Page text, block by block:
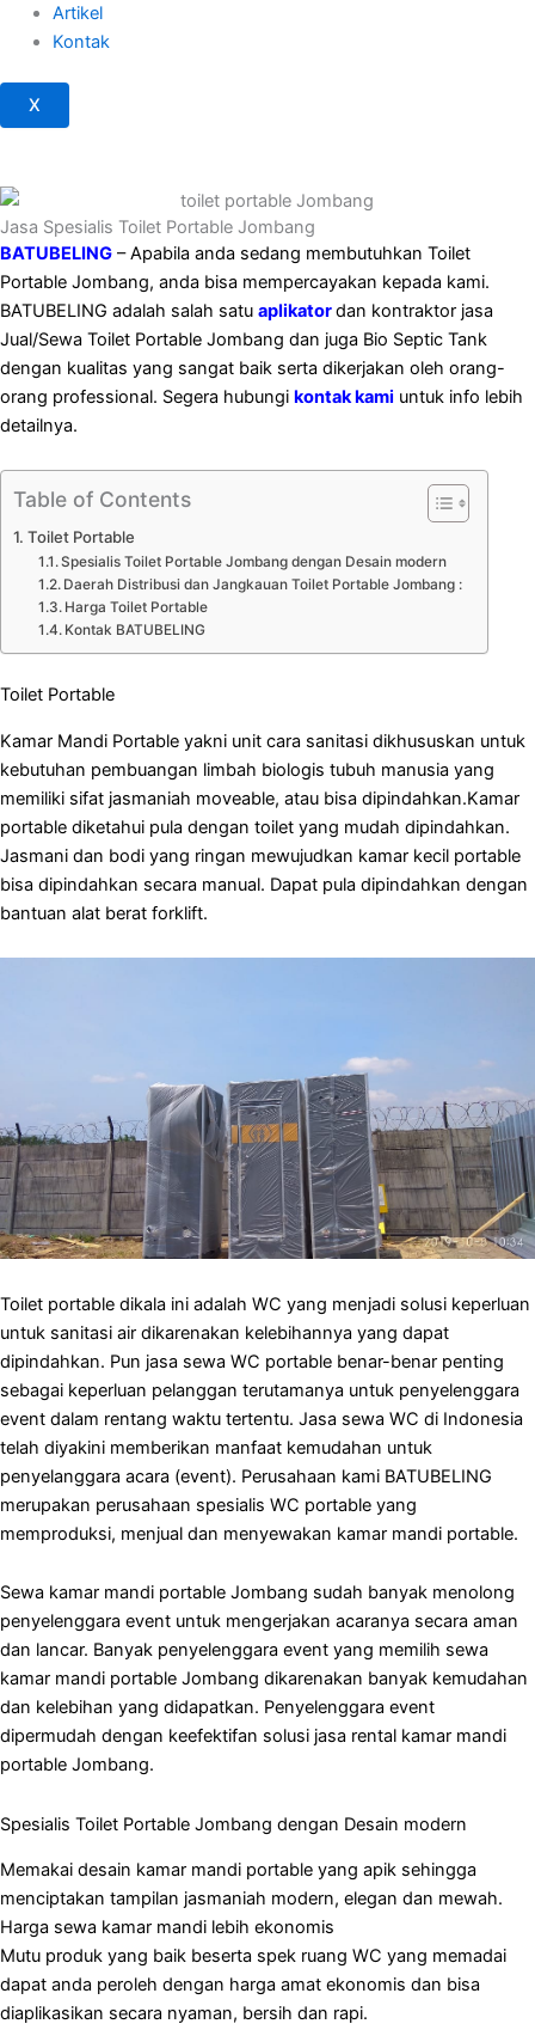
Artikel
Kontak
X
Jasa Spesialis Toilet Portable Jombang
BATUBELING – Apabila anda sedang membutuhkan Toilet
Portable Jombang, anda bisa mempercayakan kepada kami.
BATUBELING adalah salah satu aplikatordan kontraktor jasa
Jual/Sewa Toilet Portable Jombang dan juga Bio Septic Tank
dengan kualitas yang sangat baik serta dikerjakan oleh orang-
orang professional. Segera hubungi kontak kami untuk info lebih
detailnya.
Table of Contents
Toilet Portable
Spesialis Toilet Portable Jombang dengan Desain modern
Daerah Distribusi dan Jangkauan Toilet Portable Jombang :
Harga Toilet Portable
Kontak BATUBELING
Toilet Portable
Kamar Mandi Portable yakni unit cara sanitasi dikhususkan untuk
kebutuhan pembuangan limbah biologis tubuh manusia yang
memiliki sifat jasmaniah moveable, atau bisa dipindahkan.Kamar
portable diketahui pula dengan toilet yang mudah dipindahkan.
Jasmani dan bodi yang ringan mewujudkan kamar kecil portable
bisa dipindahkan secara manual. Dapat pula dipindahkan dengan
bantuan alat berat forklift.
Toilet portable dikala ini adalah WC yang menjadi solusi keperluan
untuk sanitasi air dikarenakan kelebihannya yang dapat
dipindahkan. Pun jasa sewa WC portable benar-benar penting
sebagai keperluan pelanggan terutamanya untuk penyelenggara
event dalam rentang waktu tertentu. Jasa sewa WC di Indonesia
telah diyakini memberikan manfaat kemudahan untuk
penyelanggara acara (event). Perusahaan kami BATUBELING
merupakan perusahaan spesialis WC portable yang
memproduksi, menjual dan menyewakan kamar mandi portable.
Sewa kamar mandi portable Jombang sudah banyak menolong
penyelenggara event untuk mengerjakan acaranya secara aman
dan lancar. Banyak penyelenggara event yang memilih sewa
kamar mandi portable Jombang dikarenakan banyak kemudahan
dan kelebihan yang didapatkan. Penyelenggara event
dipermudah dengan keefektifan solusi jasa rental kamar mandi
portable Jombang.
Spesialis Toilet Portable Jombang dengan Desain modern
Memakai desain kamar mandi portable yang apik sehingga
menciptakan tampilan jasmaniah modern, elegan dan mewah.
Harga sewa kamar mandi lebih ekonomis
Mutu produk yang baik beserta spek ruang WC yang memadai
dapat anda peroleh dengan harga amat ekonomis dan bisa
diaplikasikan secara nyaman, bersih dan rapi.